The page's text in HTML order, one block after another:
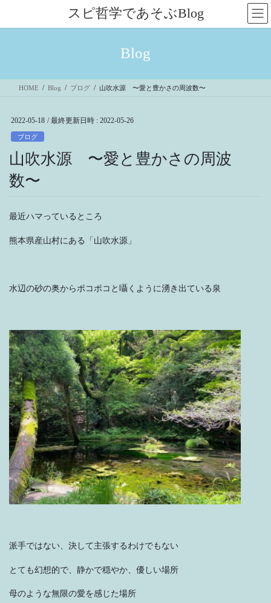
ス
ン
スピ哲学であそぶBlog
Blog
HOME Blog ブログ 山吹水源 〜愛と豊かさの周波数〜
2022-05-18 / 最終更新日時 : 2022-05-26
ブログ
山吹水源 〜愛と豊かさの周波
数〜
最近ハマっているところ
熊本県産山村にある「山吹水源」
水辺の砂の奥からポコポコと囁くように湧き出ている泉
派手ではない、決して主張するわけでもない
とても幻想的で、静かで穏やか、優しい場所
母のような無限の愛を感じた場所